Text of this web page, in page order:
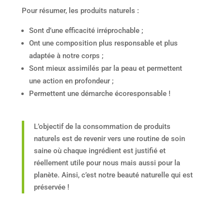
Pour résumer, les produits naturels :
Sont d’une efficacité irréprochable ;
Ont une composition plus responsable et plus
adaptée à notre corps ;
Sont mieux assimilés par la peau et permettent
une action en profondeur ;
Permettent une démarche écoresponsable !
L’objectif de la consommation de produits
naturels est de revenir vers une routine de soin
saine où chaque ingrédient est justifié et
réellement utile pour nous mais aussi pour la
planète. Ainsi, c’est notre beauté naturelle qui est
préservée !